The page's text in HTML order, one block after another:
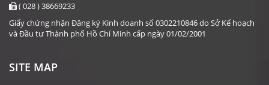
( 028 ) 38669233
Giấy chứng nhận Đăng ký Kinh doanh số 0302210846 do Sở Kế hoạch
và Đầu tư Thành phố Hồ Chí Minh cấp ngày 01/02/2001
SITE MAP